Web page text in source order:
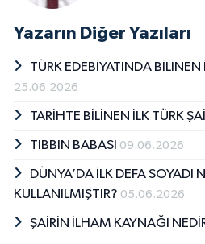
Yazarın Diğer Yazıları
TÜRK EDEBİYATINDA BİLİNEN
25.06.2026
TARİHTE BİLİNEN İLK TÜRK
TIBBIN BABASI 09.06.2026
DÜNYA’DA İLK DEFA SOYADI
KULLANILMIŞTIR? 05.06.2026
ŞAİRİN İLHAM KAYNAĞI